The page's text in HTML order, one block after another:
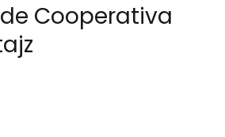
Cooperativa